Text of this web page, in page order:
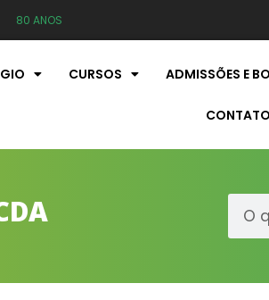
80 ANOS
CURSOS ADMISSÕES E
CONTATO